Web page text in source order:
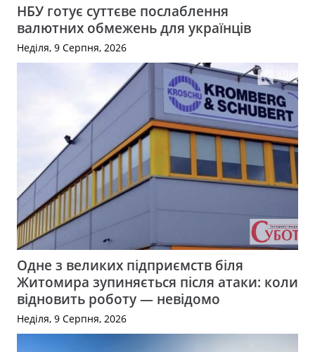
НБУ готує суттєве послаблення
валютних обмежень для українців
Неділя, 9 Серпня, 2026
Одне з великих підприємств біля
Житомира зупиняється після атаки: коли
відновить роботу — невідомо
Неділя, 9 Серпня, 2026